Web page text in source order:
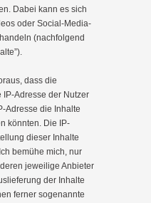
Dabei kann es sich
oder Social-Media-
(nachfolgend
dass die
IP-Adresse der Nutzer
Adresse die Inhalte
könnten. Die IP-
dieser Inhalte
bemühe mich, nur
jeweilige Anbieter
der Inhalte
ferner sogenannte